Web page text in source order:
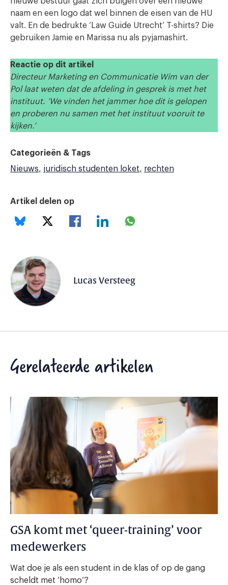
naam en een logo dat wel binnen de eisen van de HU
valt. En de bedrukte ‘Law Guide Utrecht’ T-shirts? Die
gebruiken Jamie en Marissa nu als pyjamashirt.
Reactie op dit artikel
Directeur Marketing en Communicatie Wim van der
Pol laat weten dat de afdeling in gesprek is met het
instituut. ‘We vinden het jammer hoe dit is gelopen
en proberen nu samen met het instituut vooruit te
kijken.’
Categorieën & Tags
Nieuws
juridisch studenten loket rechten
Artikel delen op
Lucas Versteeg
Gerelateerde artikelen
GSA komt met ‘queer-training’ voor
medewerkers
Wat doe je als een student in de klas of op de gang
scheldt met ‘homo’?